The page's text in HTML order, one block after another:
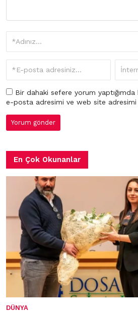
Bir dahaki sefere yorum yaptığımda
e-posta adresimi ve web site adresimi
En Çok Okunanlar
DÜNYA